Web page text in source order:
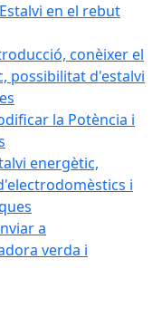
en el rebut
conèixer el
possibilitat d'estalvi
la Potència i
energètic,
i
a
verda i